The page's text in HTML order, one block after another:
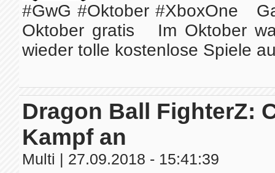
#GwG #Oktober #XboxOne
Oktober gratis Im Oktober
wieder tolle kostenlose Spiele
Dragon Ball FighterZ:
Kampf an
Multi | 27.09.2018 - 15:41:39